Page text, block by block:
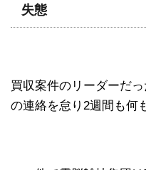
失態
買収案件のリーダーだ
の連絡を怠り2週間も何